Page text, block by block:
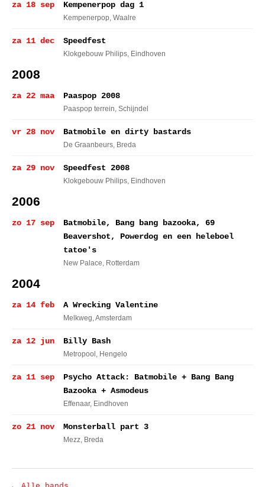
za 18 sep Kempenerpop dag 1
Kempenerpop, Waalre
za 11 dec Speedfest
Klokgebouw Philips, Eindhoven
2008
za 22 maa Paaspop 2008
Paaspop terrein, Schijndel
vr 28 nov Batmobile en dirty bastards
De Graanbeurs, Breda
za 29 nov Speedfest 2008
Klokgebouw Philips, Eindhoven
2006
zo 17 sep
Batmobile, Bang bang bazooka, 69
Beavershot, Powerdog en een heleboel
tatoe's
New Palace, Rotterdam
2004
za 14 feb A Wrecking Valentine
Melkweg, Amsterdam
za 12 jun Billy Bash
Metropool , Hengelo
za 11 sep
Psycho Attack: Batmobile + Bang Bang
Bazooka + Asmodeus
Effenaar, Eindhoven
zo 21 nov Monsterball part 3
Mezz, Breda